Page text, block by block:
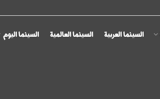
السينما العربية السينما العالمية السينما اليوم